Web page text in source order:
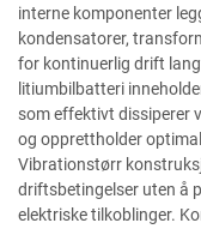
interne komponenter
kondensatorer,
for kontinuerlig drift
litiumbilbatteri
som effektivt dissiperer
og opprettholder
Vibrationstørr
driftsbetingelser uten å
elektriske tilkoblinger.